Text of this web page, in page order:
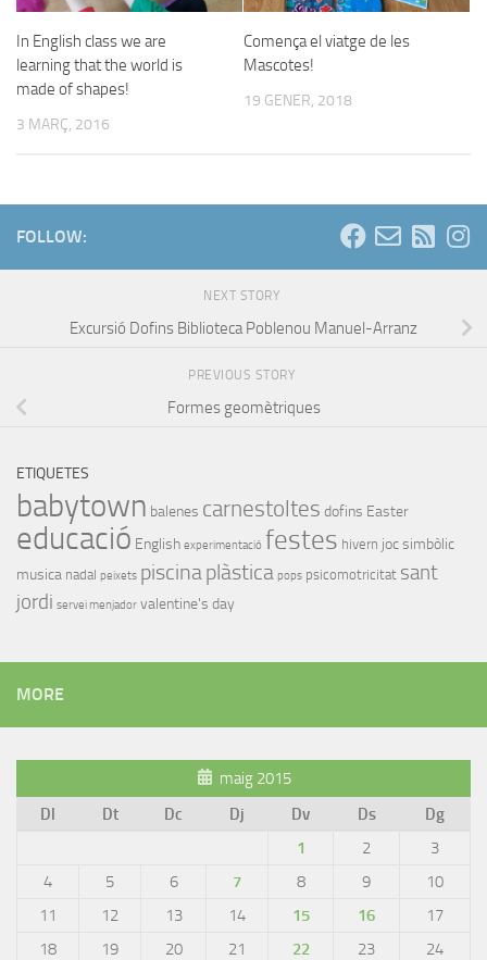
In English class we are
learning that the world is
made of shapes!
3 MARÇ, 2016
Comença el viatge de les
Mascotes!
19 GENER, 2018
FOLLOW:
NEXT STORY
Excursió Dofins Biblioteca Poblenou Manuel-Arranz
PREVIOUS STORY
Formes geomètriques
ETIQUETES
babytown balenes carnestoltes dofins Easter
educació English experimentació festes hivern joc simbòlic
musica nadal peixets piscinaplàstica pops psicomotricitat sant
jordi servei menjador valentine's day
MORE
maig 2015
Dl
Dt Dc Dj Dv Ds
Dg
1
2
3
4
5 6 7 8 9
10
11
12 13 14 15 16
17
18
19 20 21 22 23 24